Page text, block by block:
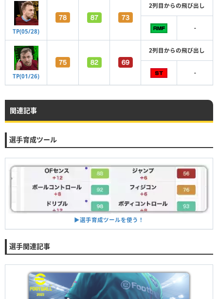
TP(05/28)
2列目からの飛び出し
-
TP(01/26)
2列目からの飛び出し
-
関連記事
選手育成ツール
▶︎選手育成ツールを使う！
選手関連記事